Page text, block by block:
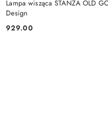
Lampa wisząca STANZA OLD
Design
Cena:
929.00